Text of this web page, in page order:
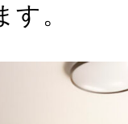
す。